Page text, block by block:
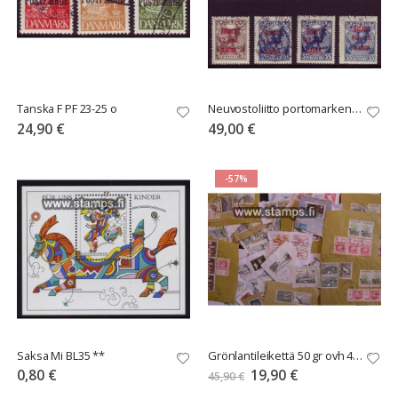
Tanska F PF 23-25 o
24,90 €
Neuvostoliitto portomarken Mi 1-9 o
49,00 €
Saksa Mi BL35 **
0,80 €
-57%
Grönlantileikettä 50 gr ovh 45,90€ TARJOUS!
45,90 € Tarjoushinta
19,90 €